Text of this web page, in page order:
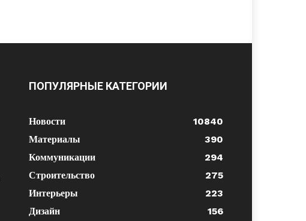
ПОПУЛЯРНЫЕ КАТЕГОРИИ
Новости
10840
Материалы
390
Коммуникации
294
Строительство
275
Интерьеры
223
Дизайн
156